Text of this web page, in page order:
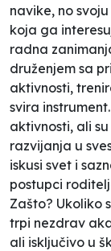
navike, no
koja ga
radna
druženjem sa
aktivnosti,
svira
aktivnosti, ali
razvijanja u
iskusi svet i
postupci
Zašto? Ukoliko
trpi nezdrav
ali isključivo u